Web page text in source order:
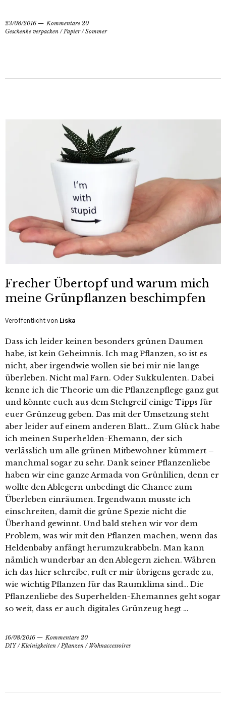
23/08/2016
Kommentare 20
Geschenke verpacken /Papier/Sommer
Frecher Übertopf und warum mich
meine Grünpflanzen beschimpfen
Veröffentlicht von Liska
Dass ich leider keinen besonders grünen Daumen
habe, ist kein Geheimnis. Ich mag Pflanzen, so ist es
nicht, aber irgendwie wollen sie bei mir nie lange
überleben. Nicht mal Farn. Oder Sukkulenten. Dabei
kenne ich die Theorie um die Pflanzenpflege ganz gut
und könnte euch aus dem Stehgreif einige Tipps für
euer Grünzeug geben. Das mit der Umsetzung steht
aber leider auf einem anderen Blatt… Zum Glück habe
ich meinen Superhelden-Ehemann, der sich
verlässlich um alle grünen Mitbewohner kümmert –
manchmal sogar zu sehr. Dank seiner Pflanzenliebe
haben wir eine ganze Armada von Grünlilien, denn er
wollte den Ablegern unbedingt die Chance zum
Überleben einräumen. Irgendwann musste ich
einschreiten, damit die grüne Spezie nicht die
Überhand gewinnt. Und bald stehen wir vor dem
Problem, was wir mit den Pflanzen machen, wenn das
Heldenbaby anfängt herumzukrabbeln. Man kann
nämlich wunderbar an den Ablegern ziehen. Währen
ich das hier schreibe, ruft er mir übrigens gerade zu,
wie wichtig Pflanzen für das Raumklima sind… Die
Pflanzenliebe des Superhelden-Ehemannes geht sogar
so weit, dass er auch digitales Grünzeug hegt …
16/08/2016
Kommentare 20
DIY/ Kleinigkeiten / Pflanzen / Wohnaccessoires